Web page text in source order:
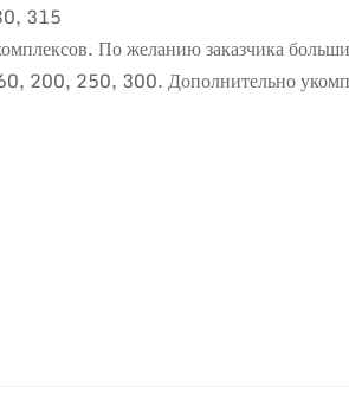
315
По желанию заказчика
200, 250, 300. Дополнительно